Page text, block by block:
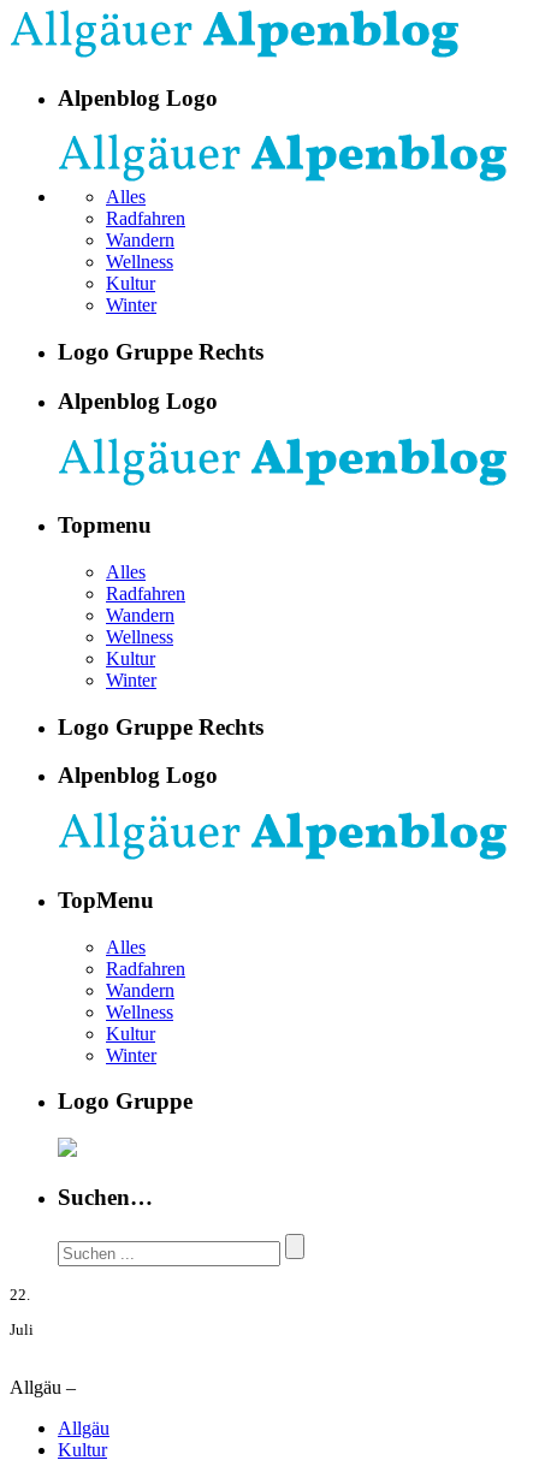
Alpenblog Logo
Alles
Radfahren
Wandern
Wellness
Kultur
Winter
Logo Gruppe Rechts
Alpenblog Logo
Topmenu
Alles
Radfahren
Wandern
Wellness
Kultur
Winter
Logo Gruppe Rechts
Alpenblog Logo
TopMenu
Alles
Radfahren
Wandern
Wellness
Kultur
Winter
Logo Gruppe
Suchen…
22.
Juli
Allgäu –
Allgäu
Kultur